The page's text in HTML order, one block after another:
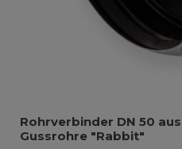
Rohrverbinder DN 50
Gussrohre "Rabbit"